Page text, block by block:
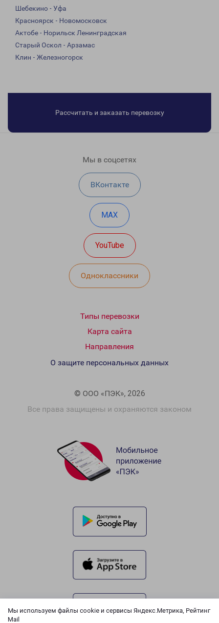
Мы используем файлы cookie и сервисы Яндекс.Метрика, Рейтинг
Mail
Шебекино - Уфа
Красноярск - Новомосковск
Актобе - Норильск Ленинградская
Старый Оскол - Арзамас
Клин - Железногорск
Рассчитать и заказать перевозку
Мы в соцсетях
ВКонтакте
MAX
YouTube
Одноклассники
Типы перевозки
Карта сайта
Направления
© ООО «ПЭК», 2026
Все права защищены и охраняются законом
О защите персональных данных